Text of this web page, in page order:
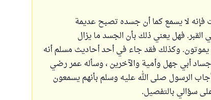
فإنه لا يسمع كما أن جسده تصبح عديمة
القبر. فهل يعني ذلك بأن الجسد ما يزال
يموتون. وكذلك فقد جاء في أحد أحاديث مسلم أنه
أبي جهل وأمية والآخرين ، وسأله عمر رضي
الرسول صلى الله عليه وسلم بأنهم يسمعون
على سؤالي بالتفصيل.